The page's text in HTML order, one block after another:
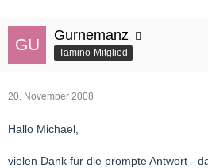
Gurnemanz
Tamino-Mitglied
20. November 2008
Hallo Michael,
vielen Dank für die prompte Antwort -